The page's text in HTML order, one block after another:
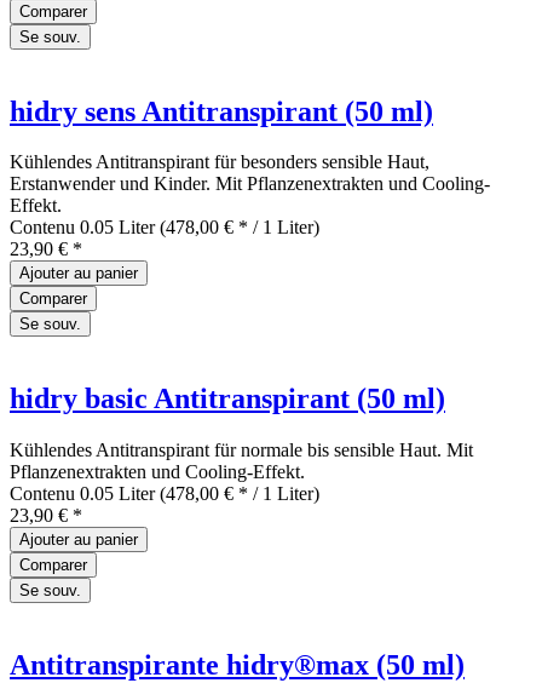
Comparer
Se souv.
hidry sens Antitranspirant (50 ml)
Kühlendes Antitranspirant für besonders sensible Haut,
Erstanwender und Kinder. Mit Pflanzenextrakten und Cooling-
Effekt.
Contenu 0.05 Liter(478,00 € * / 1 Liter)
23,90 € *
Ajouter au panier
Comparer
Se souv.
hidry basic Antitranspirant (50 ml)
Kühlendes Antitranspirant für normale bis sensible Haut. Mit
Pflanzenextrakten und Cooling-Effekt.
Contenu 0.05 Liter(478,00 € * / 1 Liter)
23,90 € *
Ajouter au panier
Comparer
Se souv.
Antitranspirante hidry®max (50 ml)